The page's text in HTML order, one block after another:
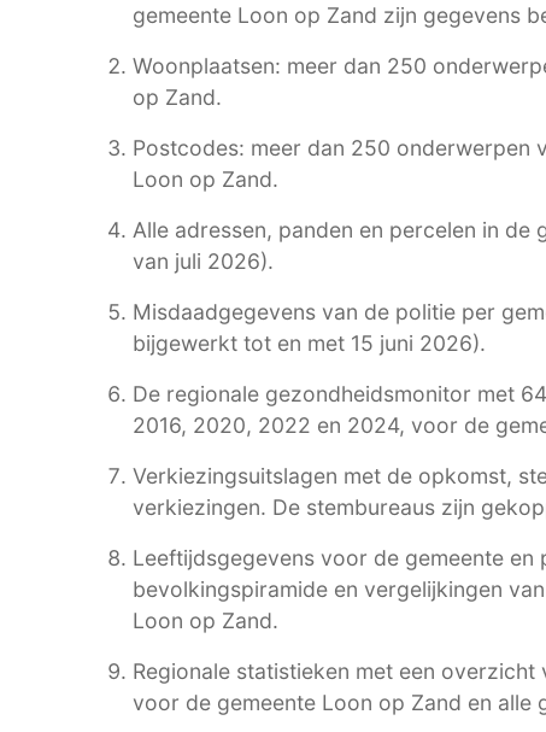
gemeente Loon op Zand zijn gegevens
Woonplaatsen: meer dan 250
op Zand.
Postcodes: meer dan 250 onderwerpen
Loon op Zand.
Alle adressen, panden en percelen in
van juli 2026).
Misdaadgegevens van de politie per
bijgewerkt tot en met 15 juni 2026).
De regionale gezondheidsmonitor met
2016, 2020, 2022 en 2024, voor de
Verkiezingsuitslagen met de opkomst,
verkiezingen. De stembureaus zijn
Leeftijdsgegevens voor de gemeente
bevolkingspiramide en vergelijkingen
Loon op Zand.
Regionale statistieken met een
voor de gemeente Loon op Zand en alle